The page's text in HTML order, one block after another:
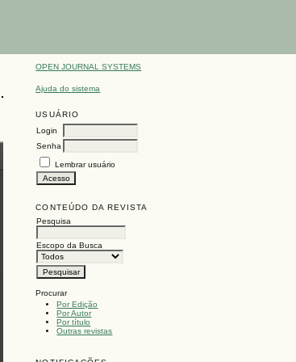
OPEN JOURNAL SYSTEMS
Ajuda do sistema
USUÁRIO
Login
Senha
Lembrar usuário
CONTEÚDO DA REVISTA
Pesquisa
Escopo da Busca
Procurar
Por Edição
Por Autor
Por título
Outras revistas